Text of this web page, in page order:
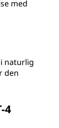
med
naturlig
den
4